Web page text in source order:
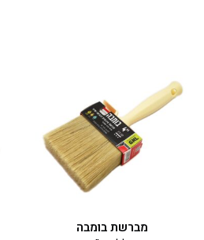
מברשת בומבה
יש
מספר
סוגים.
ניתן
לבחור
את
האפשרויות
המוצר